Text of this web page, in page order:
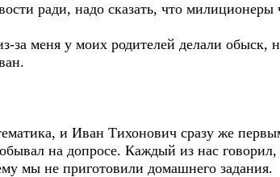
ради, надо сказать, что милиционеры
за меня у моих родителей делали обыск,
и Иван Тихонович сразу же
на допросе. Каждый из нас
мы не приготовили домашнего задания.